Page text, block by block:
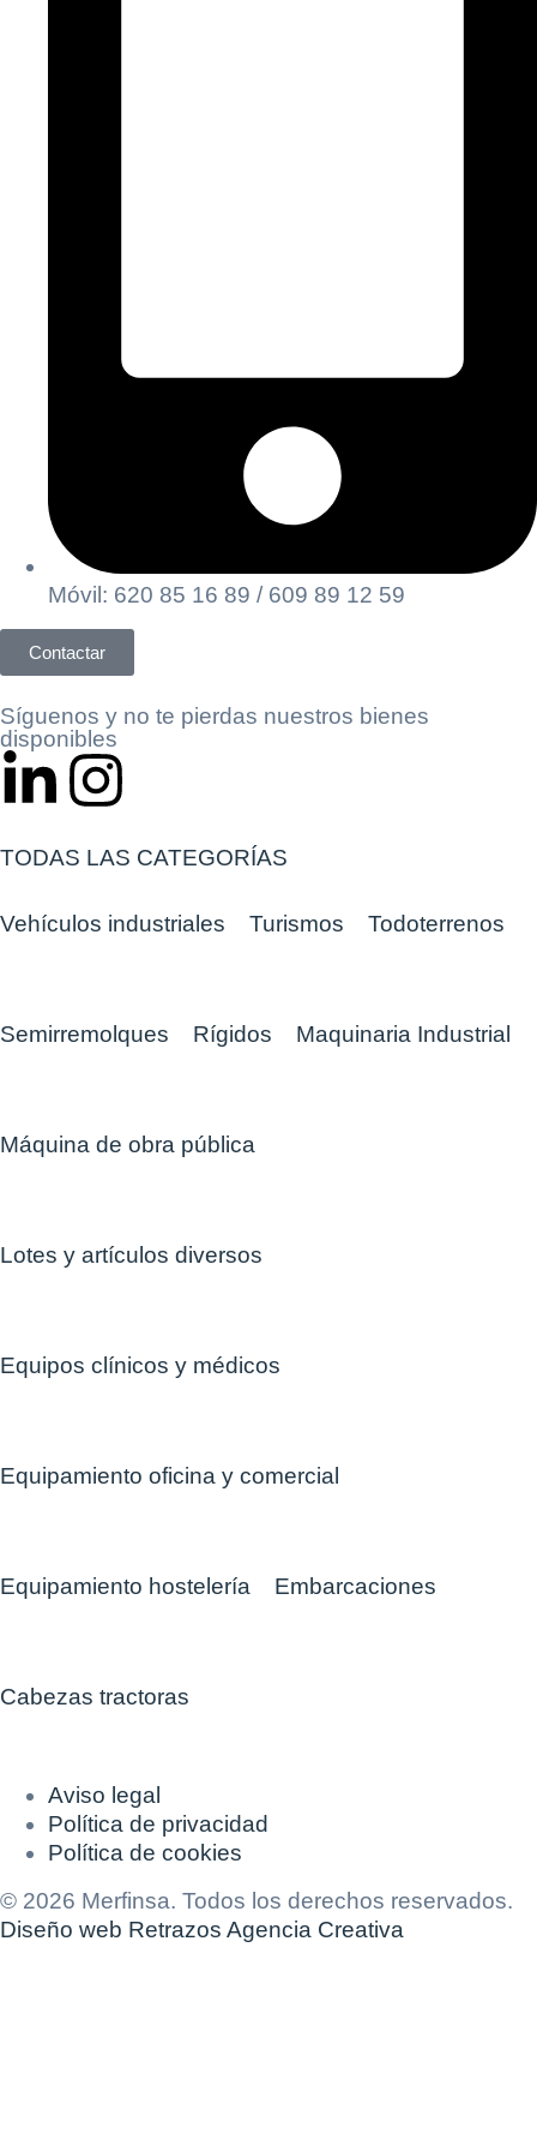
Móvil: 620 85 16 89 / 609 89 12 59
Contactar
Síguenos y no te pierdas nuestros bienes
disponibles
TODAS LAS CATEGORÍAS
Vehículos industriales Turismos Todoterrenos
Semirremolques Rígidos Maquinaria Industrial
Máquina de obra pública
Lotes y artículos diversos
Equipos clínicos y médicos
Equipamiento oficina y comercial
Equipamiento hostelería Embarcaciones
Cabezas tractoras
Aviso legal
Política de privacidad
Política de cookies
© 2026 Merfinsa. Todos los derechos reservados.
Diseño web Retrazos Agencia Creativa